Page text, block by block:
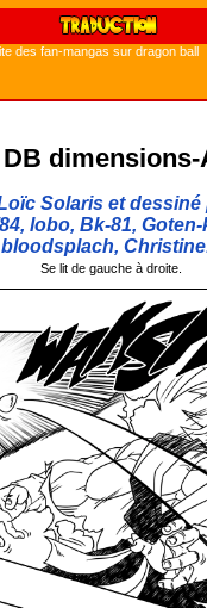
des fan-mangas sur dragon ball
DB dimensions-
Solaris et
lobo, Bk-81,
bloodsplach,
Se lit de gauche à droite.